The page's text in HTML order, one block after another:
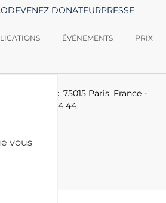
vous
DEVENEZ DONATEURPRESSE
ÉVÉNEMENTS PRIX
19 rue Leblanc, 75015 Paris, France -
+33 (0)1 53 85 44 44